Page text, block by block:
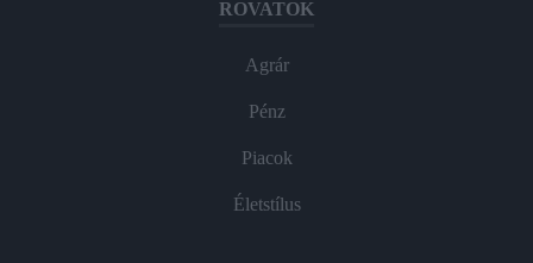
ROVATOK
Agrár
Pénz
Piacok
Életstílus